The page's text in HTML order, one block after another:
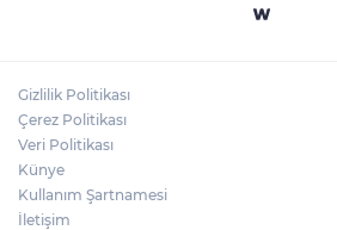
Gizlilik Politikası
Çerez Politikası
Veri Politikası
Künye
Kullanım Şartnamesi
İletişim